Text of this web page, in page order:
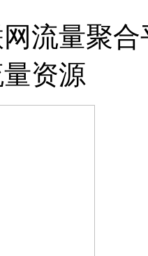
流量聚
资源